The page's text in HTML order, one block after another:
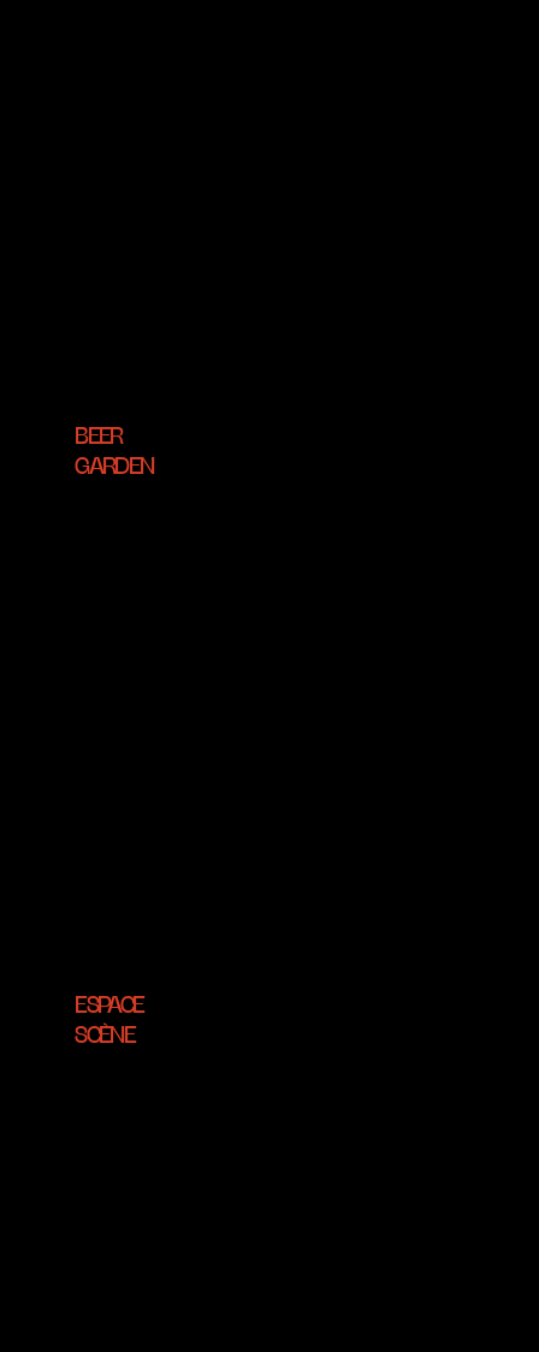
BEER
GARDEN
ESPACE
SCÈNE